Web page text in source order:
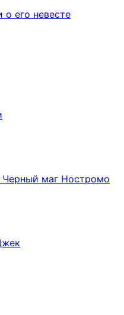
о его невесте
маг Ностромо